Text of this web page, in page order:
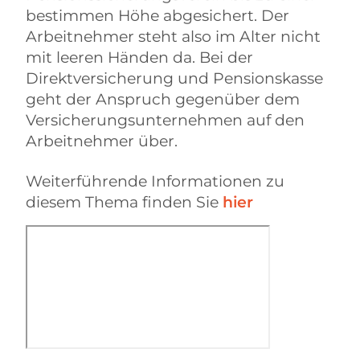
bestimmen Höhe abgesichert. Der
Arbeitnehmer steht also im Alter nicht
mit leeren Händen da. Bei der
Direktversicherung und Pensionskasse
geht der Anspruch gegenüber dem
Versicherungsunternehmen auf den
Arbeitnehmer über.
Weiterführende Informationen zu
diesem Thema finden Sie hier